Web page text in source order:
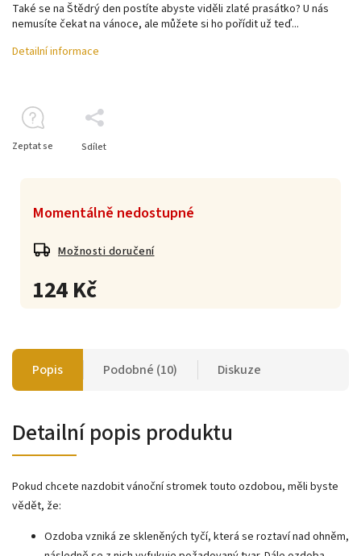
124 Kč
Momentálně nedostupné
Možnosti doručení
Také se na Štědrý den postíte abyste viděli zlaté prasátko? U nás
nemusíte čekat na vánoce, ale můžete si ho pořídit už teď...
Detailní informace
Zeptat se Sdílet
Popis Podobné (10) Diskuze
Detailní popis produktu
Pokud chcete nazdobit vánoční stromek touto ozdobou, měli byste
vědět, že:
Ozdoba vzniká ze skleněných tyčí, která se roztaví nad ohněm,